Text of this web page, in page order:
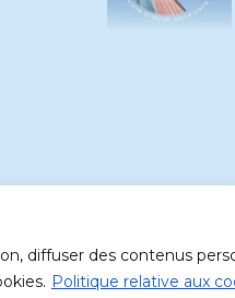
diffuser des contenus
Politique relative aux